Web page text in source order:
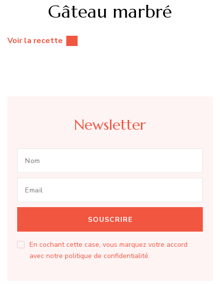
Gâteau marbré
Voir la recette
Newsletter
En cochant cette case, vous marquez votre accord
avec notre politique de confidentialité.